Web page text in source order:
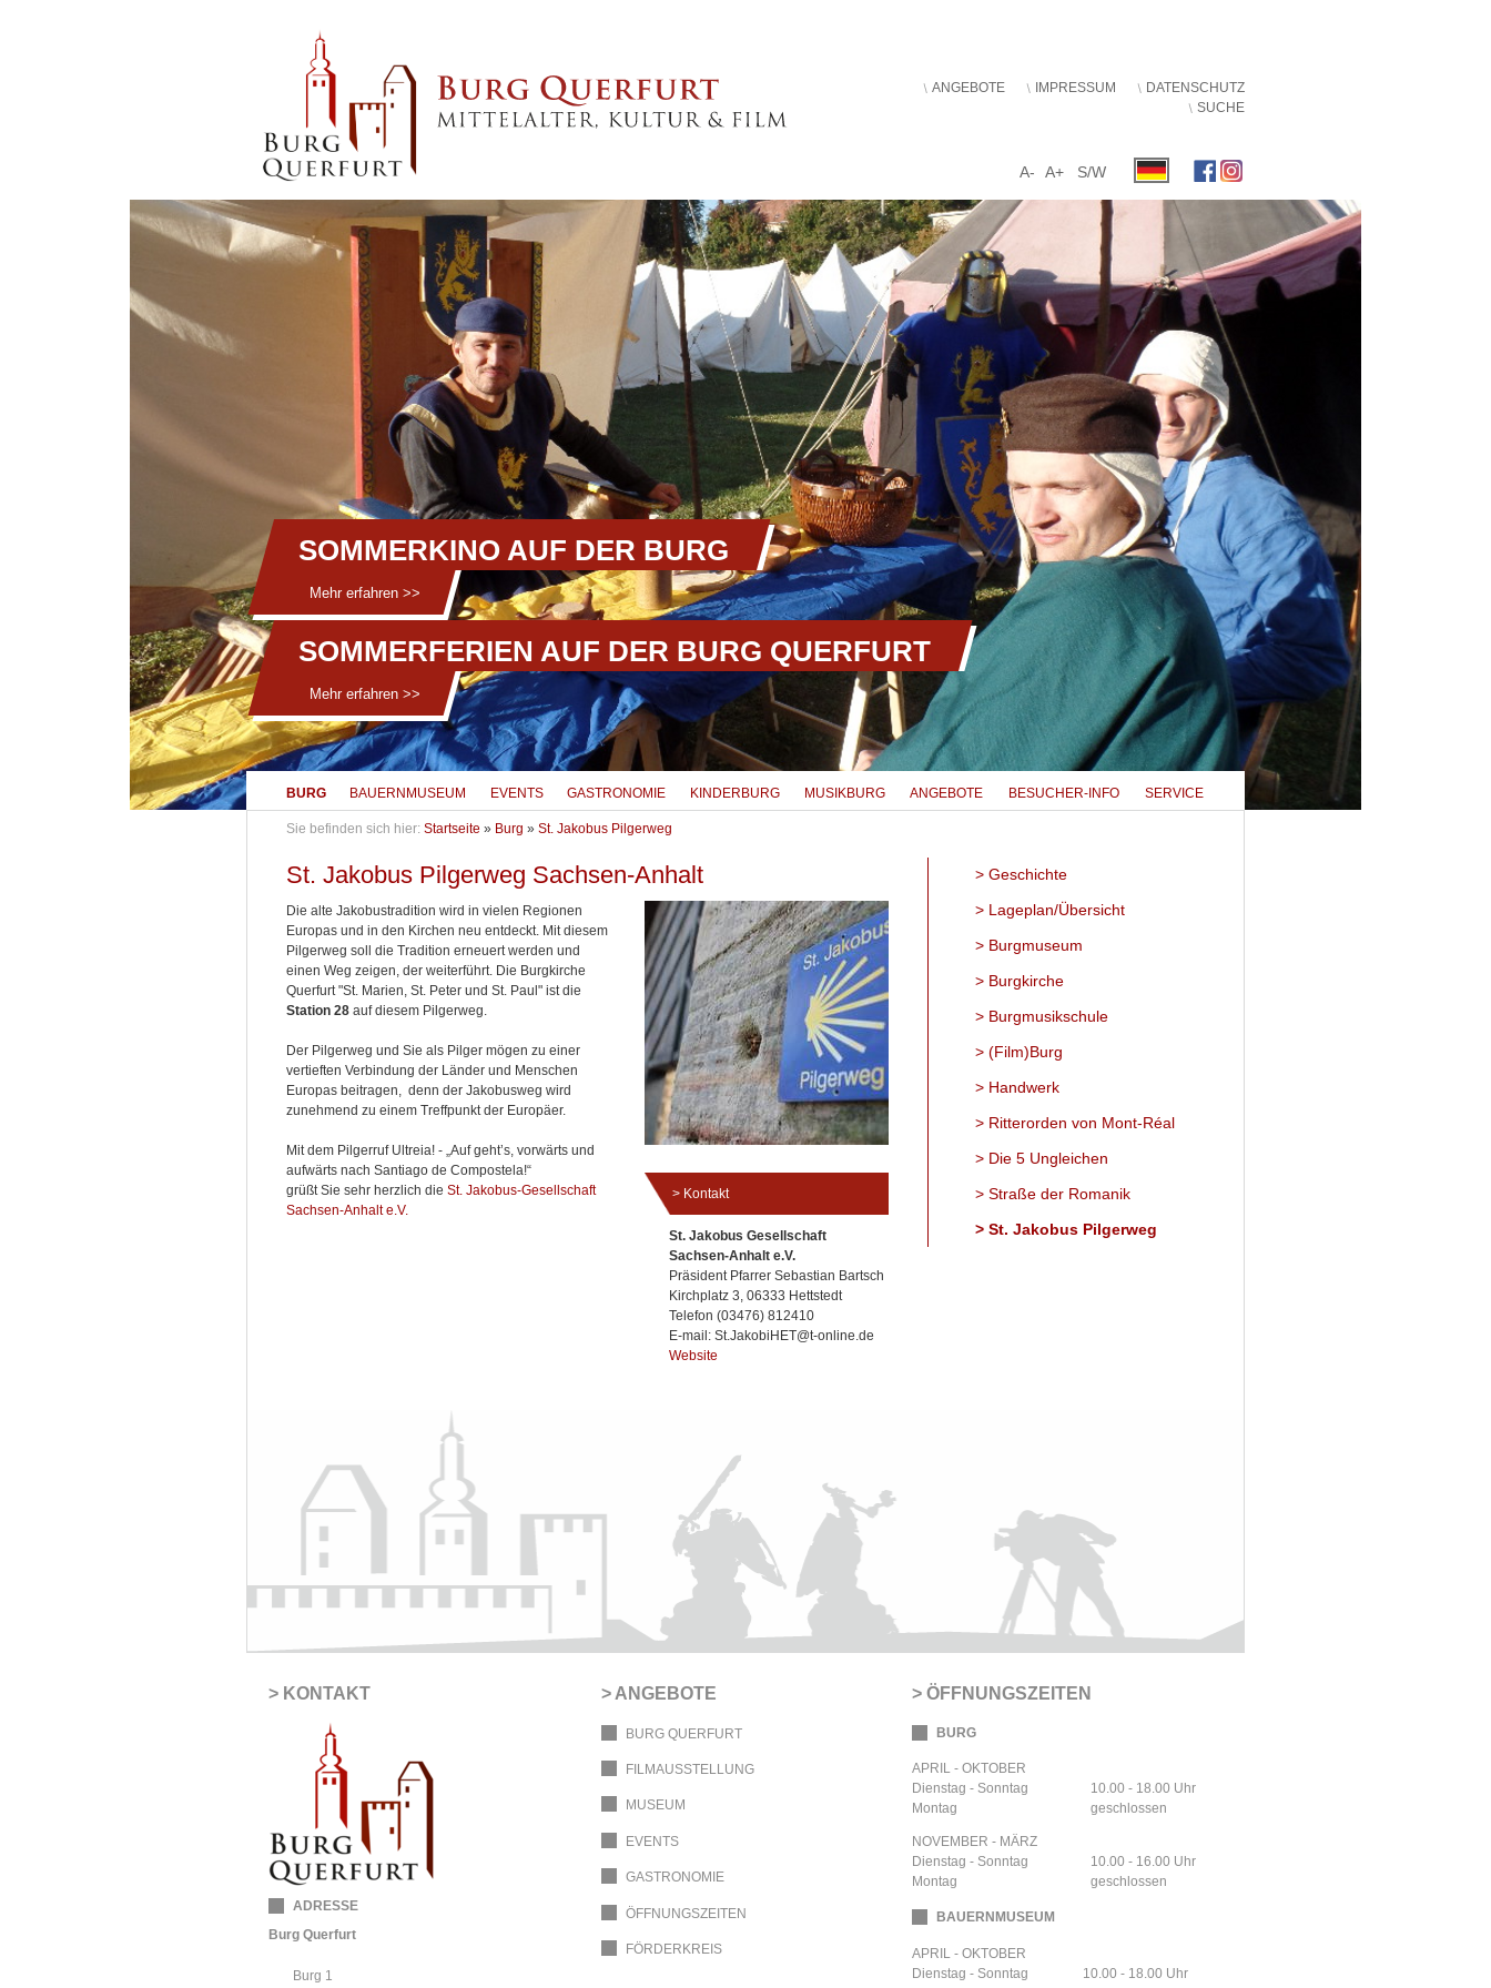
ANGEBOTE IMPRESSUM
DATENSCHUTZ
SUCHE
A- A+ S/W
BURG BAUERNMUSEUM EVENTS GASTRONOMIE KINDERBURG MUSIKBURG ANGEBOTE BESUCHER-INFO SERVICE
SOMMERKINO AUF DER BURG
Mehr erfahren >>
SOMMERFERIEN AUF DER BURG QUERFURT
Mehr erfahren >>
Sie befinden sich hier: Startseite » Burg » St. Jakobus Pilgerweg
Geschichte
Lageplan/Übersicht
Burgmuseum
Burgkirche
Burgmusikschule
(Film)Burg
Handwerk
Ritterorden von Mont-Réal
Die 5 Ungleichen
Straße der Romanik
St. Jakobus Pilgerweg
St. Jakobus Pilgerweg Sachsen-Anhalt
Kontakt
St. Jakobus Gesellschaft
Sachsen-Anhalt e.V.
Präsident Pfarrer Sebastian Bartsch
Kirchplatz 3, 06333 Hettstedt
Telefon (03476) 812410
E-mail: St.JakobiHET@t-online.de
Website
Die alte Jakobustradition wird in vielen Regionen
Europas und in den Kirchen neu entdeckt. Mit diesem
Pilgerweg soll die Tradition erneuert werden und
einen Weg zeigen, der weiterführt. Die Burgkirche
Querfurt "St. Marien, St. Peter und St. Paul" ist die
Station 28 auf diesem Pilgerweg.
Der Pilgerweg und Sie als Pilger mögen zu einer
vertieften Verbindung der Länder und Menschen
Europas beitragen, denn der Jakobusweg wird
zunehmend zu einem Treffpunkt der Europäer.
Mit dem Pilgerruf Ultreia! - „Auf geht’s, vorwärts und
aufwärts nach Santiago de Compostela!“
grüßt Sie sehr herzlich die St. Jakobus-Gesellschaft
Sachsen-Anhalt e.V.
KONTAKT
ADRESSE
Burg Querfurt
Burg 1
ANGEBOTE
BURG QUERFURT
FILMAUSSTELLUNG
MUSEUM
EVENTS
GASTRONOMIE
ÖFFNUNGSZEITEN
FÖRDERKREIS
ÖFFNUNGSZEITEN
BURG
APRIL - OKTOBER
Dienstag - Sonntag
Montag
10.00 - 18.00 Uhr
geschlossen
NOVEMBER - MÄRZ
Dienstag - Sonntag
Montag
10.00 - 16.00 Uhr
geschlossen
BAUERNMUSEUM
APRIL - OKTOBER
Dienstag - Sonntag
10.00 - 18.00 Uhr